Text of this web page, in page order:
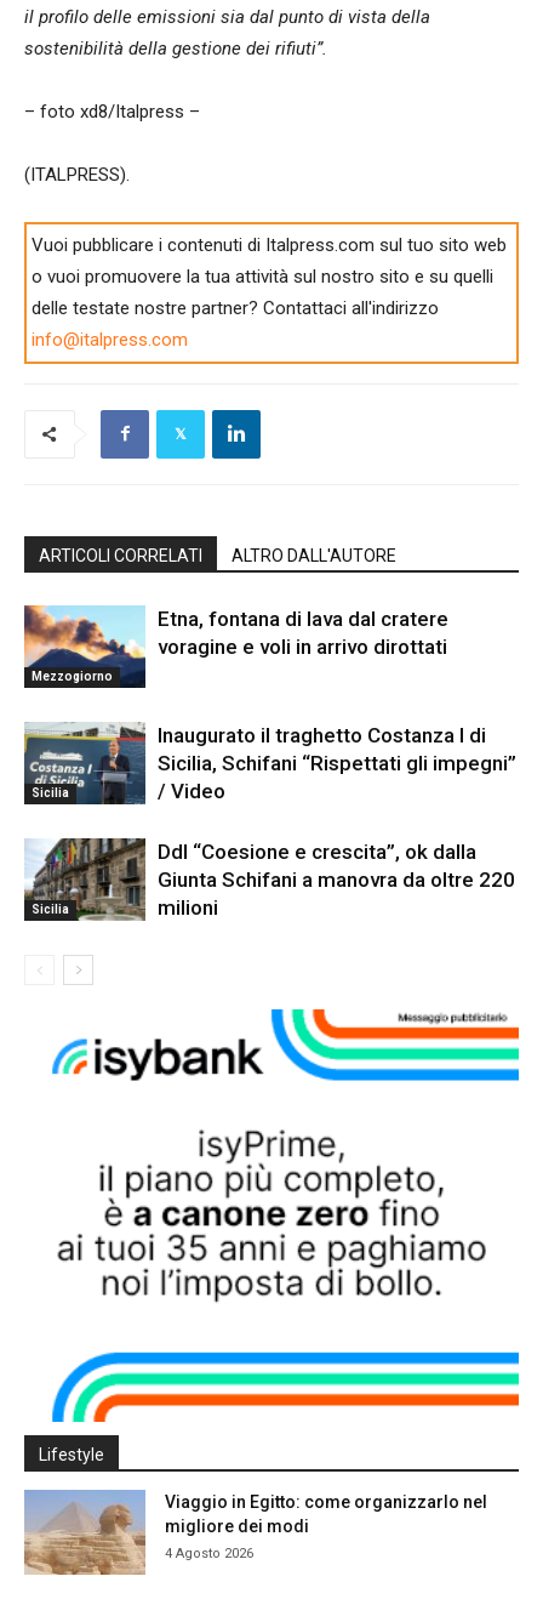
il profilo delle emissioni sia dal punto di vista della
sostenibilità della gestione dei rifiuti”.
– foto xd8/Italpress –
(ITALPRESS).
Vuoi pubblicare i contenuti di Italpress.com sul tuo sito web
o vuoi promuovere la tua attività sul nostro sito e su quelli
delle testate nostre partner? Contattaci all'indirizzo
info@italpress.com
ARTICOLI CORRELATI ALTRO DALL'AUTORE
Mezzogiorno
Etna, fontana di lava dal cratere
voragine e voli in arrivo dirottati
Sicilia
Inaugurato il traghetto Costanza I di
Sicilia, Schifani “Rispettati gli impegni”
/ Video
Sicilia
Ddl “Coesione e crescita”, ok dalla
Giunta Schifani a manovra da oltre 220
milioni
Lifestyle
Viaggio in Egitto: come organizzarlo nel
migliore dei modi
4 Agosto 2026